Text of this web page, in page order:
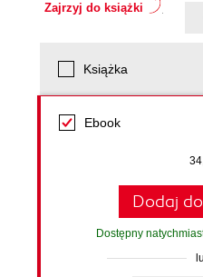
Zajrzyj do książki
Książka
Ebook
Dodaj
Dostępny